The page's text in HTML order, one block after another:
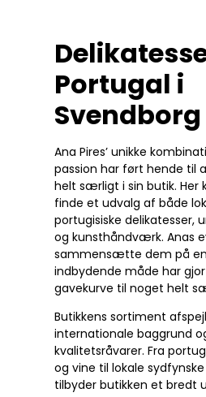
Portugal i
Svendborg
Ana Pires’ unikke
passion har ført hende til
helt særligt i sin butik. Her
finde et udvalg af både
portugisiske delikatesser,
og kunsthåndværk. Anas
sammensætte dem på
indbydende måde har
gavekurve til noget helt
Butikkens sortiment
internationale baggrund
kvalitetsråvarer. Fra
og vine til lokale
tilbyder butikken et bredt